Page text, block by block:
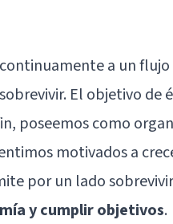
a un flujo
El objetivo de
poseemos como
motivados a
por un lado
y cumplir objetivos.